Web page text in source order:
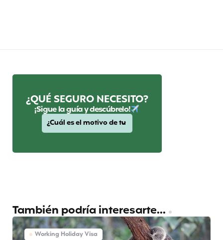
¿QUÉ SEGURO NECESITO?
¡Sigue la guía y descúbrelo!
También podría interesarte...
Working Holiday Visa